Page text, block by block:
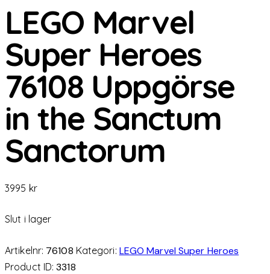
LEGO Marvel
Super Heroes
76108 Uppgörse
in the Sanctum
Sanctorum
3995 kr
Slut i lager
Artikelnr: 76108 Kategori: LEGO Marvel Super Heroes
Product ID:3318